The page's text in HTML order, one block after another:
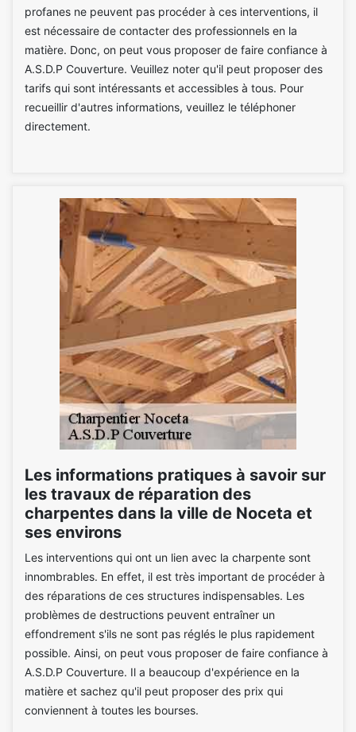
profanes ne peuvent pas procéder à ces interventions, il
est nécessaire de contacter des professionnels en la
matière. Donc, on peut vous proposer de faire confiance à
A.S.D.P Couverture. Veuillez noter qu'il peut proposer des
tarifs qui sont intéressants et accessibles à tous. Pour
recueillir d'autres informations, veuillez le téléphoner
directement.
Les informations pratiques à savoir sur
les travaux de réparation des
charpentes dans la ville de Noceta et
ses environs
Les interventions qui ont un lien avec la charpente sont
innombrables. En effet, il est très important de procéder à
des réparations de ces structures indispensables. Les
problèmes de destructions peuvent entraîner un
effondrement s'ils ne sont pas réglés le plus rapidement
possible. Ainsi, on peut vous proposer de faire confiance à
A.S.D.P Couverture. Il a beaucoup d'expérience en la
matière et sachez qu'il peut proposer des prix qui
conviennent à toutes les bourses.